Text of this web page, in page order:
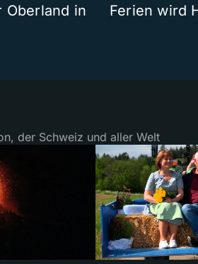
Oberland in
Ferien wird
der Schweiz und aller Welt